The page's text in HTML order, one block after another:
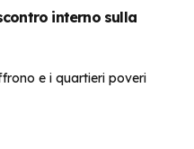
interno sulla